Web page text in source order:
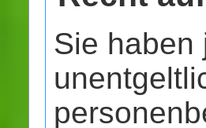
Sie haben